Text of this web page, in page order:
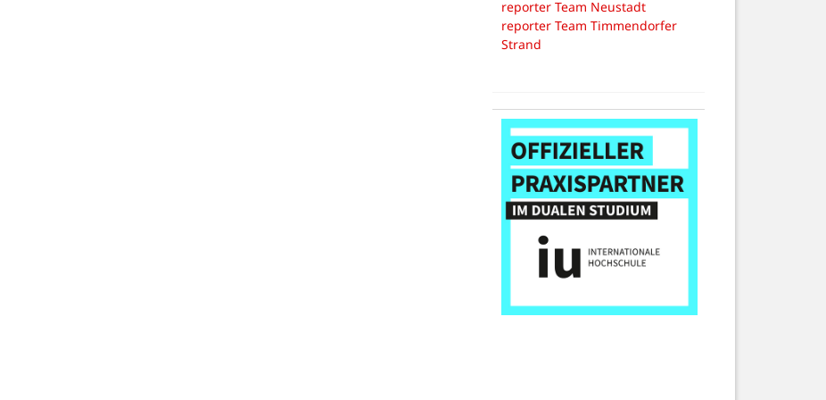
reporter Team Neustadt
reporter Team Timmendorfer
Strand